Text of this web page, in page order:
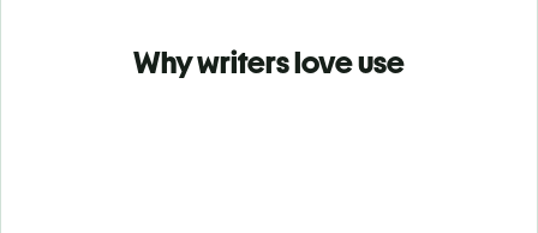
Why writers love use